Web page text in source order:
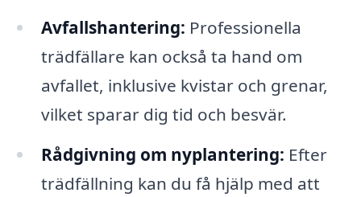
Avfallshantering: Professionella
trädfällare kan också ta hand om
avfallet, inklusive kvistar och grenar,
vilket sparar dig tid och besvär.
Rådgivning om nyplantering: Efter
trädfällning kan du få hjälp med att